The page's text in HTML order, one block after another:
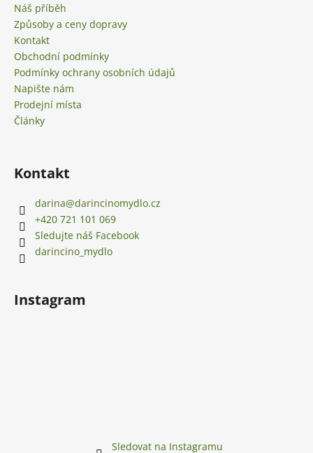
Náš příběh
Způsoby a ceny dopravy
Kontakt
Obchodní podmínky
Podmínky ochrany osobních údajů
Napište nám
Prodejní místa
Články
Kontakt
darina@darincinomydlo.cz
+420 721 101 069
Sledujte náš Facebook
darincino_mydlo
Instagram
Sledovat na Instagramu